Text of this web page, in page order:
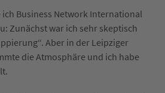
ich Business Network International
Zunächst war ich sehr skeptisch
Aber in der Leipziger
die Atmosphäre und ich habe